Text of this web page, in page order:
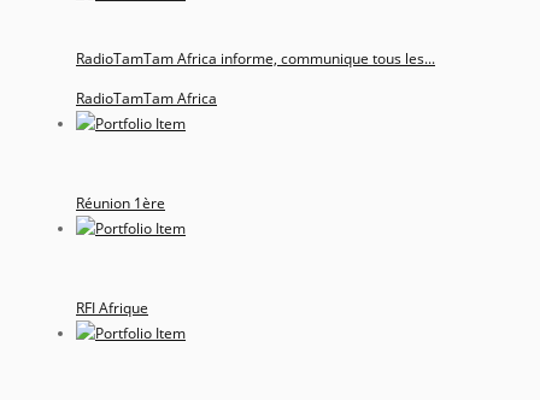
RadioTamTam Africa informe, communique tous les...
RadioTamTam Africa
Réunion 1ère
RFI Afrique